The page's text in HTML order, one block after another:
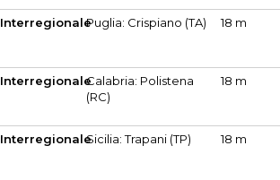
InterregionalePuglia: Crispiano (TA) 18 m
InterregionaleCalabria: Polistena
(RC)
18 m
InterregionaleSicilia: Trapani (TP) 18 m